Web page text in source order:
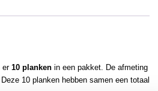
er10 planken in een pakket. De afmeting
. Deze 10 planken hebben samen een totaal